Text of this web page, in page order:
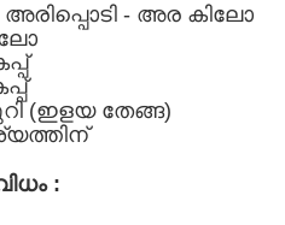
അരിപ്പൊടി - അര കിലോ
(ഇളയ തേങ്ങ)
: